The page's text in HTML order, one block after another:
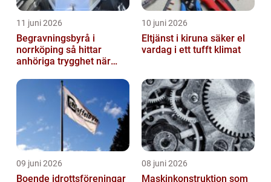
11 juni 2026
Begravningsbyrå i
norrköping så hittar
anhöriga trygghet när
10 juni 2026
Eltjänst i kiruna säker el
vardag i ett tufft klimat
09 juni 2026
Boende idrottsföreningar
08 juni 2026
Maskinkonstruktion som